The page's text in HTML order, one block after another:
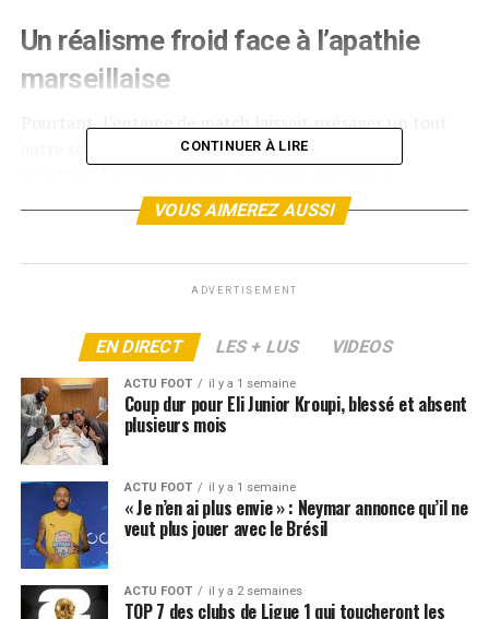
Un réalisme froid face à l’apathie
marseillaise
Pourtant, l’entame de match laissait présager un tout
autre scénario. Marseille a pris les commandes,
conclure, à l’image d’un Amine Gouiri inspiré dont
l’extérieur du pied n’a pu trouver Pierre-Emerick
fatale entre Leonardo Balerdi et Benjamin Pavard.
Bamba Dieng, dans tous les bons coups, a lancé Panos
Katseris qui ne s’est pas fait prier pour punir les
Phocéens.
Marseille a une nouvelle fois affiché sa fragilité
chronique à l’extérieur. Malgré les intentions tactiques,
le manque d’engagement a sauté aux yeux. Au micro de
Bein Sport, Luis Fernandez n’a d’ailleurs pas mâché ses
mots :
CONTINUER À LIRE
VOUS AIMEREZ AUSSI
ADVERTISEMENT
EN DIRECT LES + LUS VIDEOS
ACTU FOOT il y a 1 semaine
Coup dur pour Eli Junior Kroupi, blessé et absent
plusieurs mois
ACTU FOOT il y a 1 semaine
« Je n’en ai plus envie » : Neymar annonce qu’il ne
veut plus jouer avec le Brésil
ACTU FOOT il y a 2 semaines
TOP 7 des clubs de Ligue 1 qui toucheront les